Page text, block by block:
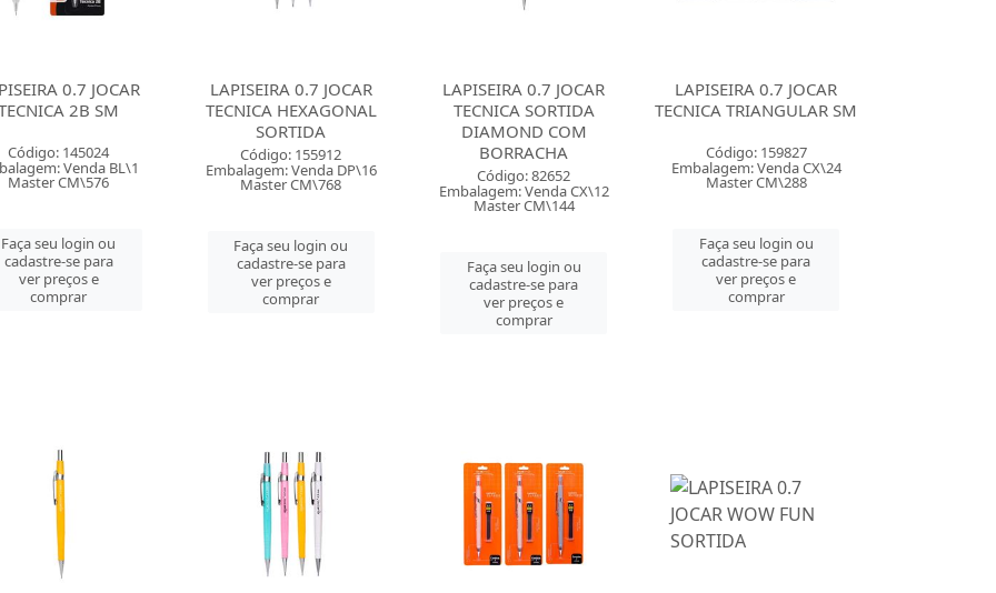
0.7 JOCAR
2B SM
Código: 145024
Venda BL\1
Master CM\576
Faça seu login ou
cadastre-se para
ver preços e
comprar
LAPISEIRA 0.7 JOCAR
TECNICA HEXAGONAL
SORTIDA
Código: 155912
Embalagem: Venda DP\16
Master CM\768
Faça seu login ou
cadastre-se para
ver preços e
comprar
LAPISEIRA 0.7 JOCAR
TECNICA SORTIDA
DIAMOND COM
BORRACHA
Código: 82652
Embalagem: Venda CX\12
Master CM\144
Faça seu login ou
cadastre-se para
ver preços e
comprar
LAPISEIRA 0.7 JOCAR
TECNICA TRIANGULAR SM
Código: 159827
Embalagem: Venda CX\24
Master CM\288
Faça seu login ou
cadastre-se para
ver preços e
comprar